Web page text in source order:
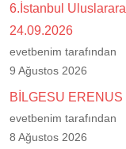
6.İstanbul
24.09.2026
evetbenim tarafından
9 Ağustos 2026
BİLGESU
evetbenim tarafından
8 Ağustos 2026